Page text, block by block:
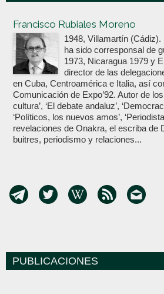
Francisco Rubiales Moreno
1948, Villamartín
ha sido corresponsal de
1973, Nicaragua 1979 y
director de las
en Cuba, Centroamérica e Italia, así
Comunicación de Expo’92. Autor de
cultura’, ‘El debate andaluz’,
‘Políticos, los nuevos amos’,
revelaciones de Onakra, el escriba de
buitres, periodismo y relaciones...
PUBLICACIONES